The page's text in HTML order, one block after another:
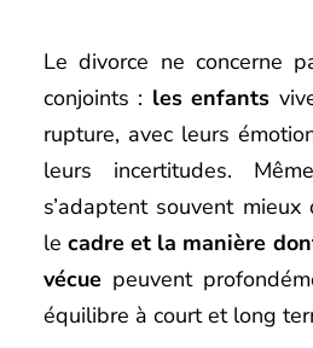
Le divorce ne concerne
conjoints : les enfants
rupture, avec leurs
leurs incertitudes.
s’adaptent souvent mieux
le cadre et la manière
vécuepeuvent
équilibre à court et long